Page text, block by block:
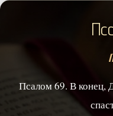
Псалом 69. В конец,